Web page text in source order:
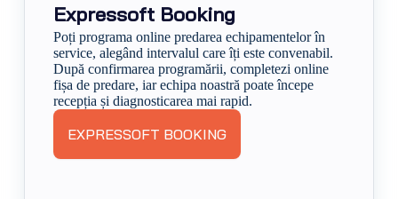
Expressoft Booking
Poți programa online predarea echipamentelor în
service, alegând intervalul care îți este convenabil.
După confirmarea programării, completezi online
fișa de predare, iar echipa noastră poate începe
recepția și diagnosticarea mai rapid.
EXPRESSOFT BOOKING